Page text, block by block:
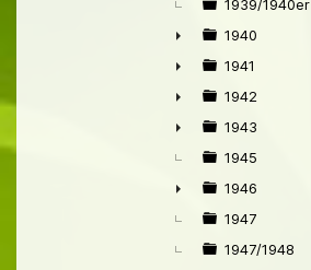
►
1939/1940er
►
1940
►
1941
►
1942
►
1943
1945
►
1946
1947
1947/1948